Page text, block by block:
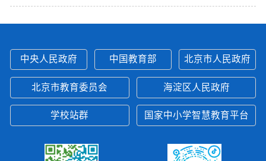
中央人民政府 中国教育部 北京市人民政府
北京市教育委员会 海淀区人民政府
学校站群 国家中小学智慧教育平台